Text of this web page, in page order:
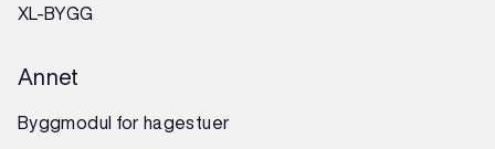
XL-BYGG
Annet
Byggmodul for hagestuer